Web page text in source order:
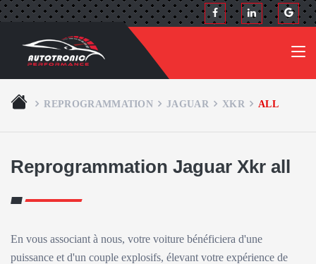
REPROGRAMMATION JAGUAR XKR ALL
Reprogrammation Jaguar Xkr all
En vous associant à nous, votre voiture bénéficiera d'une
puissance et d'un couple explosifs, élevant votre expérience de